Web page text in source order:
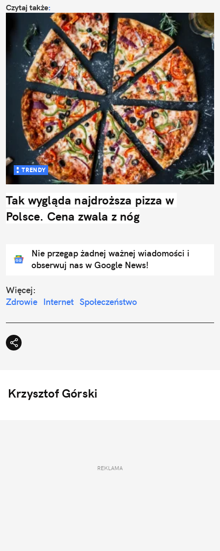
Czytaj także:
TRENDY
Tak wygląda najdroższa pizza w
Polsce. Cena zwala z nóg
Nie przegap żadnej ważnej wiadomości i
obserwuj nas w Google News!
Więcej:
Zdrowie Internet Społeczeństwo
Krzysztof Górski
REKLAMA